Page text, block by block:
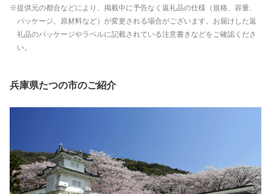
提供元の都合などにより、掲載中に予告なく返礼品の仕様（規格、容量、
パッケージ、原材料など）が変更される場合がございます。お届けした返
礼品のパッケージやラベルに記載されている注意書きなどをご確認くださ
い。
兵庫県たつの市のご紹介